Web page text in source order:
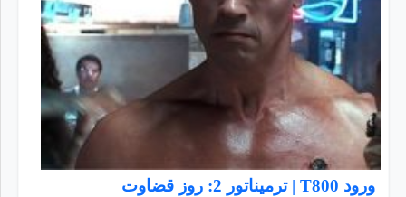
ورود T800 | ترمیناتور 2: روز قضاوت